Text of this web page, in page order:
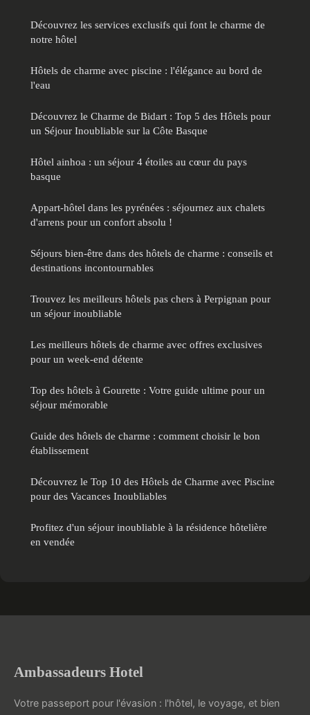
Découvrez les services exclusifs qui font le charme de
notre hôtel
Hôtels de charme avec piscine : l'élégance au bord de
l'eau
Découvrez le Charme de Bidart : Top 5 des Hôtels pour
un Séjour Inoubliable sur la Côte Basque
Hôtel ainhoa : un séjour 4 étoiles au cœur du pays
basque
Appart-hôtel dans les pyrénées : séjournez aux chalets
d'arrens pour un confort absolu !
Séjours bien-être dans des hôtels de charme : conseils et
destinations incontournables
Trouvez les meilleurs hôtels pas chers à Perpignan pour
un séjour inoubliable
Les meilleurs hôtels de charme avec offres exclusives
pour un week-end détente
Top des hôtels à Gourette : Votre guide ultime pour un
séjour mémorable
Guide des hôtels de charme : comment choisir le bon
établissement
Découvrez le Top 10 des Hôtels de Charme avec Piscine
pour des Vacances Inoubliables
Profitez d'un séjour inoubliable à la résidence hôtelière
en vendée
Ambassadeurs Hotel
Votre passeport pour l'évasion : l'hôtel, le voyage, et bien